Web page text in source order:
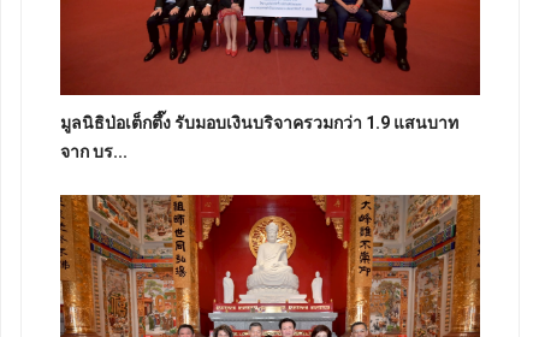
มูลนิธิป่อเต็กตึ๊ง รับมอบเงินบริจาครวมกว่า 1.9 แสนบาท
จาก บร...